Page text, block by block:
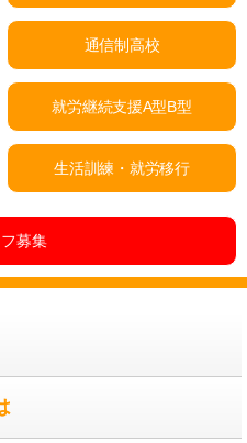
通信制高校
就労継続支援A型B型
生活訓練・就労移行
募集